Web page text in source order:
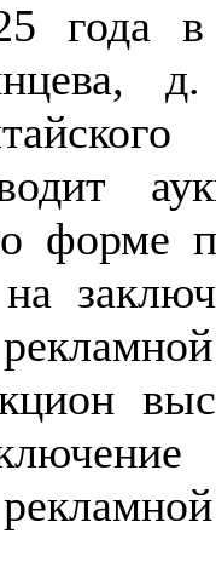
года
форме